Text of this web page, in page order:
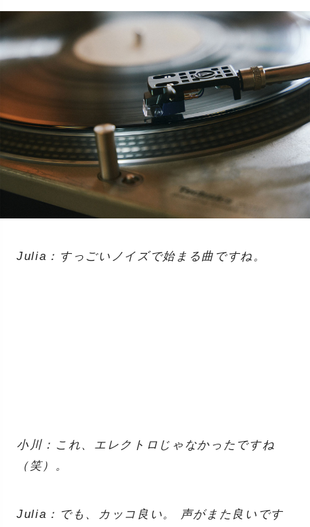
Julia：すっごいノイズで始まる曲ですね。
小川：これ、エレクトロじゃなかったですね
（笑）。
Julia：でも、カッコ良い。 声がまた良いです